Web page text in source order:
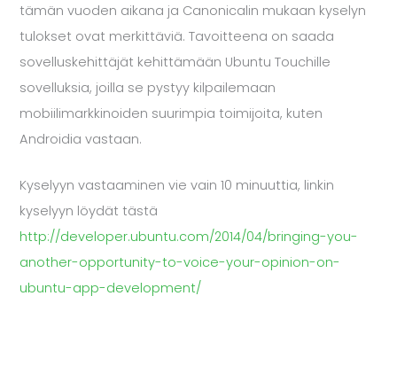
tämän vuoden aikana ja Canonicalin mukaan kyselyn
tulokset ovat merkittäviä. Tavoitteena on saada
sovelluskehittäjät kehittämään Ubuntu Touchille
sovelluksia, joilla se pystyy kilpailemaan
mobiilimarkkinoiden suurimpia toimijoita, kuten
Androidia vastaan.
Kyselyyn vastaaminen vie vain 10 minuuttia, linkin
kyselyyn löydät tästä
http://developer.ubuntu.com/2014/04/bringing-you-
another-opportunity-to-voice-your-opinion-on-
ubuntu-app-development/